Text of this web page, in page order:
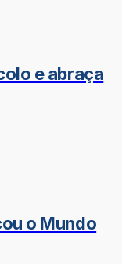
e abraça
o Mundo